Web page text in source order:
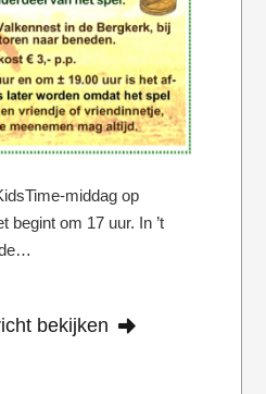
middag op
begint om 17 uur. In ’t
bekijken